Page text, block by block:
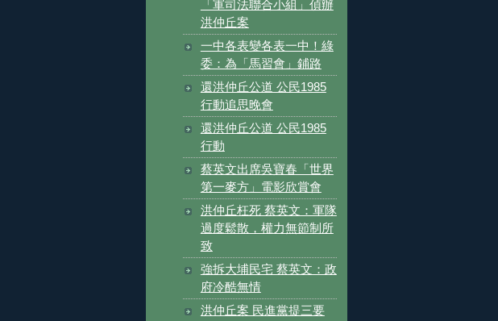
「軍司法聯合小組」偵辦
洪仲丘案
一中各表變各表一中！綠
委：為「馬習會」鋪路
還洪仲丘公道 公民1985
行動追思晚會
還洪仲丘公道 公民1985
行動
蔡英文出席吳寶春「世界
第一麥方」電影欣賞會
洪仲丘枉死 蔡英文：軍隊
過度鬆散，權力無節制所
致
強拆大埔民宅 蔡英文：政
府冷酷無情
洪仲丘案 民進黨提三要